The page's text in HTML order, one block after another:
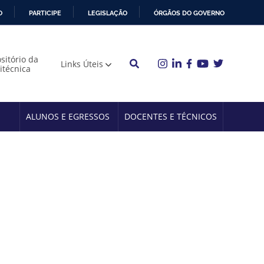
PARTICIPE LEGISLAÇÃO ÓRGÃOS DO GOVERNO
da
Links Úteis
ALUNOS E EGRESSOS DOCENTES E TÉCNICOS